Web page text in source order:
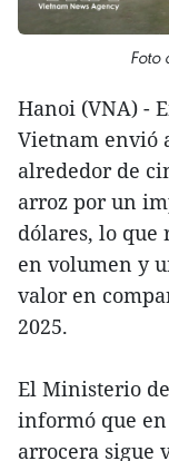
Foto
Hanoi (VNA) -
Vietnam envió
alrededor de
arroz por un
dólares, lo que
en volumen y
valor en
2025.
El Ministerio
informó que
arrocera sigue